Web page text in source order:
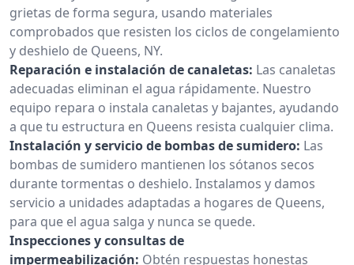
grietas de forma segura, usando materiales
comprobados que resisten los ciclos de congelamiento
y deshielo de Queens, NY.
Reparación e instalación de canaletas: Las canaletas
adecuadas eliminan el agua rápidamente. Nuestro
equipo repara o instala canaletas y bajantes, ayudando
a que tu estructura en Queens resista cualquier clima.
Instalación y servicio de bombas de sumidero: Las
bombas de sumidero mantienen los sótanos secos
durante tormentas o deshielo. Instalamos y damos
servicio a unidades adaptadas a hogares de Queens,
para que el agua salga y nunca se quede.
Inspecciones y consultas de
impermeabilización: Obtén respuestas honestas